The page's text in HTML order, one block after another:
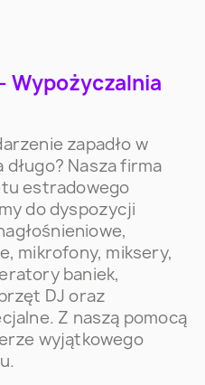
Wypożyczalnia
zapadło w
Nasza firma
estradowego
do dyspozycji
mikrofony, miksery,
baniek,
DJ oraz
Z naszą pomocą
wyjątkowego